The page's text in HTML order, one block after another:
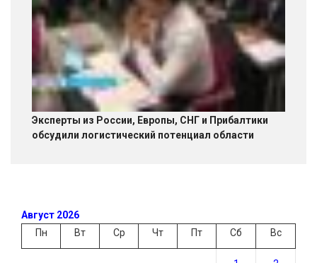
Эксперты из России, Европы, СНГ и Прибалтики
обсудили логистический потенциал области
Август 2026
Пн
Вт Ср Чт Пт Сб Вс